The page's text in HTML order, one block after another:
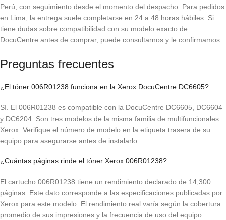
Perú, con seguimiento desde el momento del despacho. Para pedidos
en Lima, la entrega suele completarse en 24 a 48 horas hábiles. Si
tiene dudas sobre compatibilidad con su modelo exacto de
DocuCentre antes de comprar, puede consultarnos y le confirmamos.
Preguntas frecuentes
¿El tóner 006R01238 funciona en la Xerox DocuCentre DC6605?
Sí. El 006R01238 es compatible con la DocuCentre DC6605, DC6604
y DC6204. Son tres modelos de la misma familia de multifuncionales
Xerox. Verifique el número de modelo en la etiqueta trasera de su
equipo para asegurarse antes de instalarlo.
¿Cuántas páginas rinde el tóner Xerox 006R01238?
El cartucho 006R01238 tiene un rendimiento declarado de 14,300
páginas. Este dato corresponde a las especificaciones publicadas por
Xerox para este modelo. El rendimiento real varía según la cobertura
promedio de sus impresiones y la frecuencia de uso del equipo.